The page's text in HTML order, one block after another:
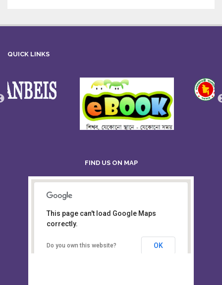
QUICK LINKS
FIND US ON MAP
Board of Intermediate &
Secondary Education, Alampur,
Sylhet
This page can't load Google Maps